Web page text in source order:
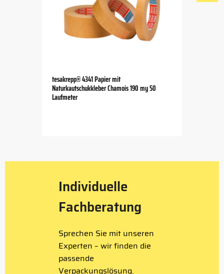
tesakrepp® 4341 Papier mit
Naturkautschukkleber Chamois 190 my 50
Laufmeter
Individuelle
Fachberatung
Sprechen Sie mit unseren
Experten – wir finden die
passende
Verpackungslösung.